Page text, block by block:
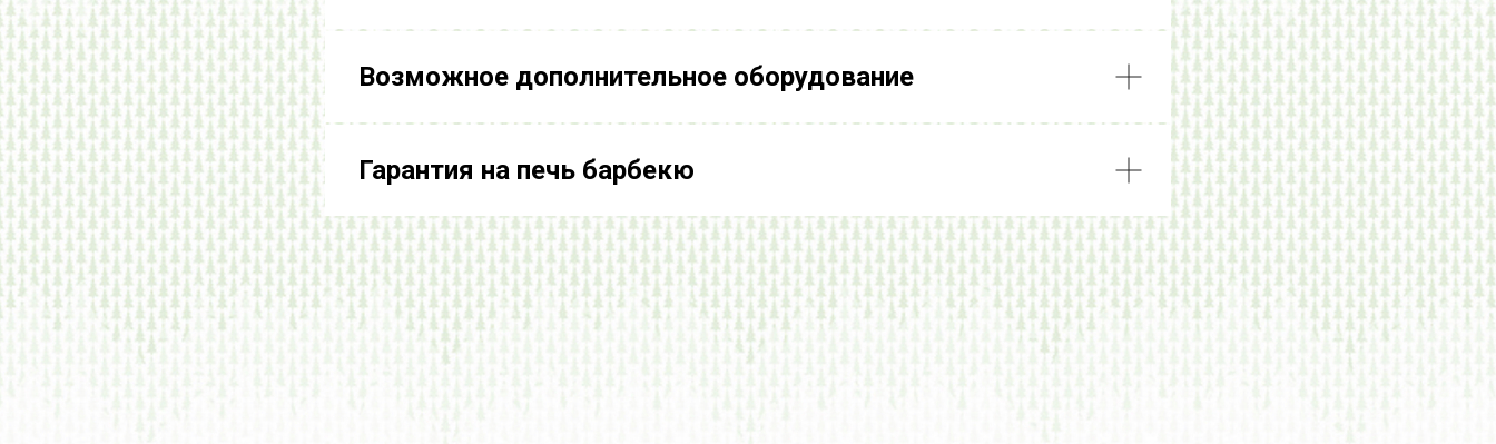
Возможное дополнительное оборудование
Гарантия на печь барбекю